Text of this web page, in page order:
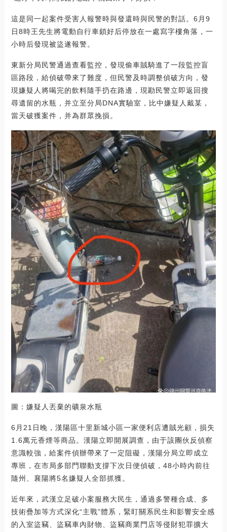
這是同一起案件受害人報警時與發還時與民警的對話。6月9
日8時王先生將電動自行車鎖好后停放在一處寫字樓角落，一
小時后發現被盜遂報警。
東新分局民警通過查看監控，發現偷車賊騎進了一段監控盲
區路段，給偵破帶來了難度，但民警及時調整偵破方向，發
現嫌疑人將喝完的飲料隨手扔在路邊，現勘民警立即返回搜
尋遺留的水瓶，并立至分局DNA實驗室，比中嫌疑人戴某，
當天破獲案件，并為群眾挽損。
圖：嫌疑人丟棄的礦泉水瓶
6月21日晚，漢陽區十里新城小區一家便利店遭賊光顧，損失
1.6萬元香煙等商品。漢陽立即開展調查，由于該團伙反偵察
意識較強，給案件偵辦帶來了一定阻礙，漢陽分局立即成立
專班，在市局多部門聯動支撐下次日便偵破，48小時內前往
隨州、襄陽將5名嫌疑人全部抓獲。
近年來，武漢立足破小案服務大民生，通過多警種合成、多
技術疊加等方式深化“主戰”體系，緊盯關系民生和影響安全感
的入室盜竊、盜竊車內財物、盜竊商業門店等侵財犯罪擴大